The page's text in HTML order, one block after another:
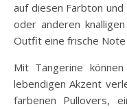
auf diesen Farbton
oder anderen
Outfit eine frische
Mit Tangerine
lebendigen Akzent
farbenen Pullovers,